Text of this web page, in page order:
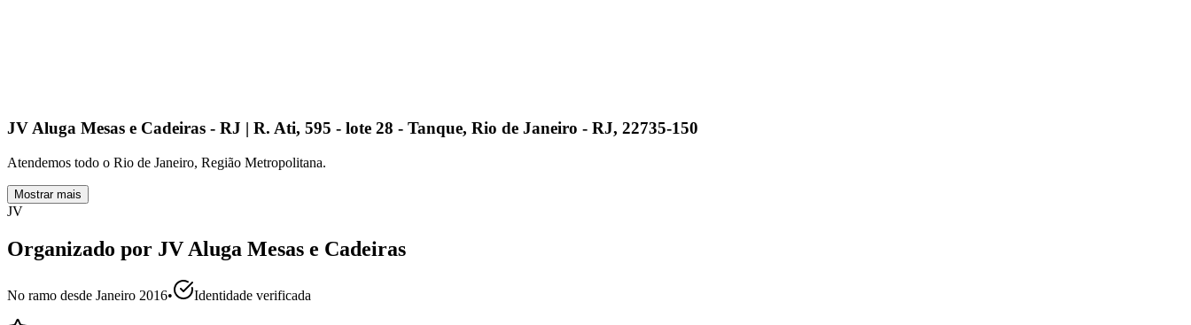
JV Aluga Mesas e Cadeiras - RJ | R. Ati, 595 - lote 28 - Tanque, Rio de Janeiro - RJ, 22735-150
Atendemos todo o Rio de Janeiro, Região Metropolitana.
Mostrar mais
JV
Organizado por JV Aluga Mesas e Cadeiras
No ramo desde Janeiro 2016• Identidade verificada